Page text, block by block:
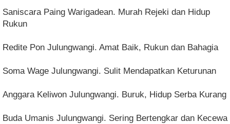
Saniscara Paing Warigadean. Murah Rejeki dan Hidup
Rukun
Redite Pon Julungwangi. Amat Baik, Rukun dan Bahagia
Soma Wage Julungwangi. Sulit Mendapatkan Keturunan
Anggara Keliwon Julungwangi. Buruk, Hidup Serba Kurang
Buda Umanis Julungwangi. Sering Bertengkar dan Kecewa